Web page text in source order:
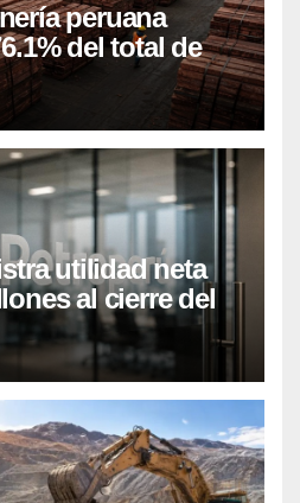
peruana
del total de
nacionales
de 2026
utilidad neta
al cierre del
2026